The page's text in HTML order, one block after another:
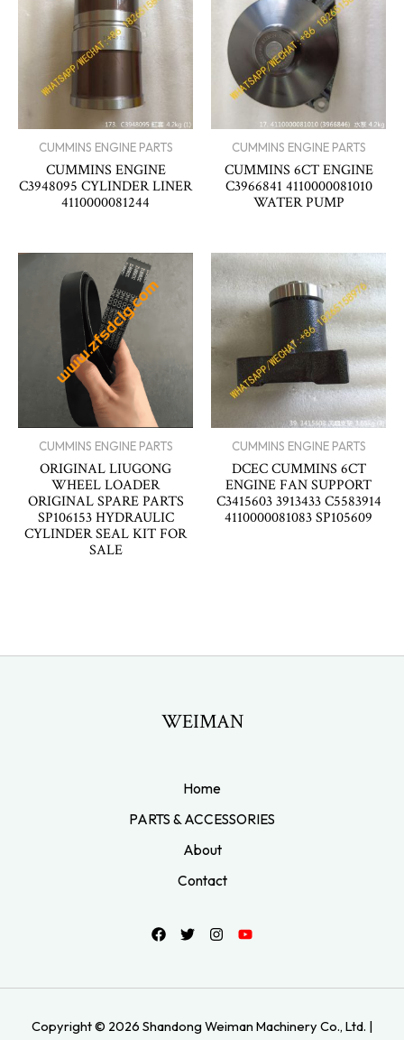
CUMMINS ENGINE PARTS
CUMMINS ENGINE
C3948095 CYLINDER LINER
4110000081244
CUMMINS ENGINE PARTS
CUMMINS 6CT ENGINE
C3966841 4110000081010
WATER PUMP
CUMMINS ENGINE PARTS
ORIGINAL LIUGONG
WHEEL LOADER
ORIGINAL SPARE PARTS
SP106153 HYDRAULIC
CYLINDER SEAL KIT FOR
SALE
CUMMINS ENGINE PARTS
DCEC CUMMINS 6CT
ENGINE FAN SUPPORT
C3415603 3913433 C5583914
4110000081083 SP105609
WEIMAN
Home
PARTS & ACCESSORIES
About
Contact
Copyright © 2026 Shandong Weiman Machinery Co., Ltd. |